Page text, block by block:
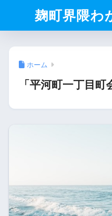
麹町界隈わ
ホーム
「平河町一丁目